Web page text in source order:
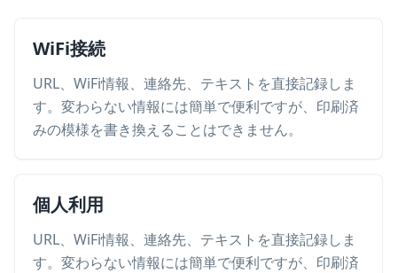
WiFi接続
URL、WiFi情報、連絡先、テキストを直接記録しま
す。変わらない情報には簡単で便利ですが、印刷済
みの模様を書き換えることはできません。
個人利用
URL、WiFi情報、連絡先、テキストを直接記録しま
す。変わらない情報には簡単で便利ですが、印刷済